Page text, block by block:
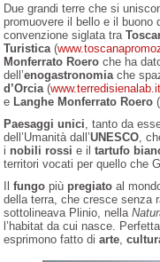
Due grandi terre che si
promuovere il bello e il buono
convenzione siglata tra
Turistica(
Monferrato Roeroche ha
dell’enogastronomia che
d’Orcia(
e Langhe Monferrato Roero(
Paesaggi unici , tanto da
dell’Umanità dall’UNESCO ,
i nobili rossi e iltartufo
territori vocati per quello che
Ilfungo più pregiato al
della terra, che cresce senza
sottolineava Plinio, nella
l’habitat da cui nasce.
esprimono fatto diarte ,